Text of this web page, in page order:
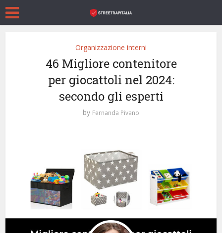
Organizzazione interni
46 Migliore contenitore
per giocattoli nel 2024:
secondo gli esperti
by Fernanda Pivano